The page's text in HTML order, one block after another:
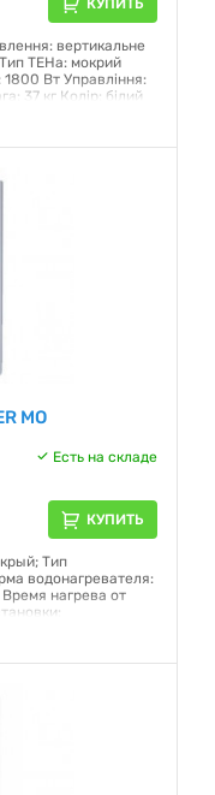
вертикальне
ТЕНа: мокрий
1800 Вт Управління:
37 кг Колір: білий
MO
Есть на складе
КУПИТЬ
Тип
водонагревателя:
нагрева от